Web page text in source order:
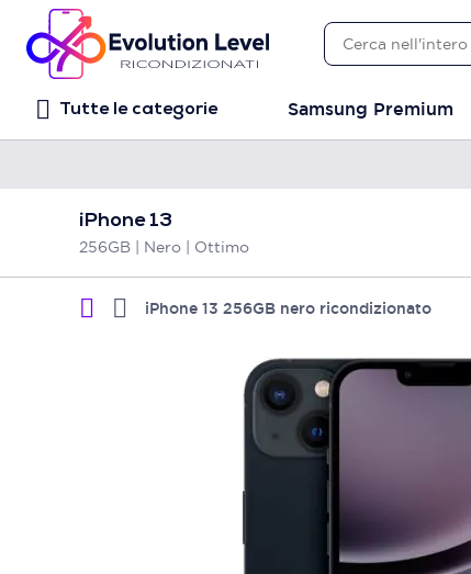
Tutte le categorie Samsung Premium
iPhone 13
256GB | Nero | Ottimo
iPhone 13 256GB nero ricondizionato